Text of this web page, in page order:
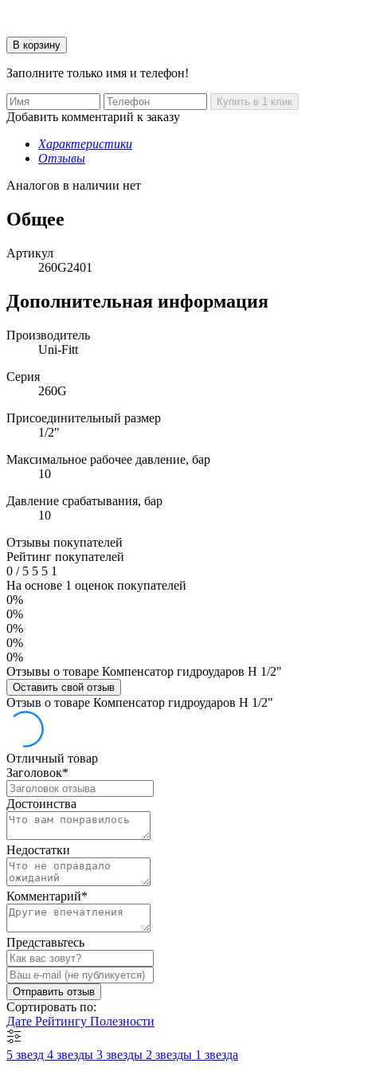
Заполните только имя и телефон!
Добавить комментарий к заказу
Характеристики
Отзывы
Аналогов в наличии нет
Общее
Артикул
260G2401
Дополнительная информация
Производитель
Uni-Fitt
Серия
260G
Присоединительный размер
1/2"
Максимальное рабочее давление, бар
10
Давление срабатывания, бар
10
Отзывы покупателей
Рейтинг покупателей
0 /5 5 5 1
На основе 1 оценок покупателей
0%
0%
0%
0%
0%
Отзывы о товаре Компенсатор гидроударов Н 1/2"
Оставить свой отзыв
Отзыв о товаре Компенсатор гидроударов Н 1/2"
Отличный товар
Заголовок*
Достоинства
Недостатки
Комментарий*
Представьтесь
Отправить отзыв
Сортировать по:
Дате Рейтингу Полезности
5 звезд 4 звезды 3 звезды 2 звезды 1 звезда